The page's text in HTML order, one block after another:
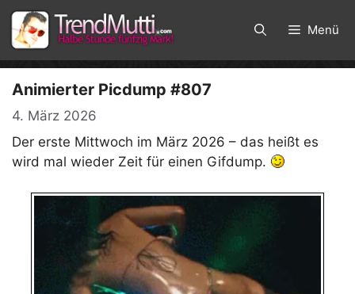
Zum
Inhalt
springen
Menü
Animierter Picdump #807
4. März 2026
Der erste Mittwoch im März 2026 – das heißt es
wird mal wieder Zeit für einen Gifdump.